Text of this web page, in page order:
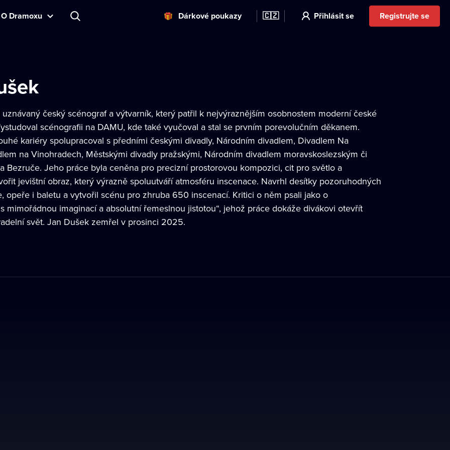
O Dramoxu Dárkové poukazy 🇨🇿 Přihlásit se Registrujte se
český scénograf a výtvarník, který patřil k nejvýraznějším osobnostem moderní české
scénografii na DAMU, kde také vyučoval a stal se prvním porevolučním děkanem.
kariéry spolupracoval s předními českými divadly, Národním divadlem, Divadlem Na
na Vinohradech, Městskými divadly pražskými, Národním divadlem moravskoslezským či
Bezruče. Jeho práce byla ceněna pro precizní prostorovou kompozici, cit pro světlo a
jevištní obraz, který výrazně spoluutváří atmosféru inscenace. Navrhl desítky pozoruhodných
opeře i baletu a vytvořil scénu pro zhruba 650 inscenací. Kritici o něm psali jako o
mimořádnou imaginací a absolutní řemeslnou jistotou“, jehož práce dokáže divákovi otevřít
svět. Jan Dušek zemřel v prosinci 2025.